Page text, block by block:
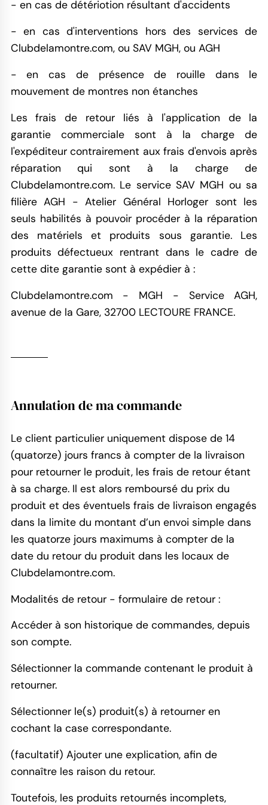
- en cas de détériotion résultant d'accidents
- en cas d'interventions hors des services de
Clubdelamontre.com, ou SAV MGH, ou AGH
- en cas de présence de rouille dans le
mouvement de montres non étanches
Les frais de retour liés à l'application de la
garantie commerciale sont à la charge de
l'expéditeur contrairement aux frais d'envois après
réparation qui sont à la charge de
Clubdelamontre.com. Le service SAV MGH ou sa
filière AGH - Atelier Général Horloger sont les
seuls habilités à pouvoir procéder à la réparation
des matériels et produits sous garantie. Les
produits défectueux rentrant dans le cadre de
cette dite garantie sont à expédier à :
Clubdelamontre.com - MGH - Service AGH,
avenue de la Gare, 32700 LECTOURE FRANCE.
Annulation de ma commande
Le client particulier uniquement dispose de 14
(quatorze) jours francs à compter de la livraison
pour retourner le produit, les frais de retour étant
à sa charge. Il est alors remboursé du prix du
produit et des éventuels frais de livraison engagés
dans la limite du montant d’un envoi simple dans
les quatorze jours maximums à compter de la
date du retour du produit dans les locaux de
Clubdelamontre.com.
Modalités de retour - formulaire de retour :
Accéder à son historique de commandes, depuis
son compte.
Sélectionner la commande contenant le produit à
retourner.
Sélectionner le(s) produit(s) à retourner en
cochant la case correspondante.
(facultatif) Ajouter une explication, afin de
connaître les raison du retour.
Toutefois, les produits retournés incomplets,